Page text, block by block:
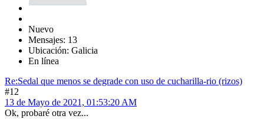
Nuevo
Mensajes: 13
Ubicación: Galicia
En línea
Re:Sedal que menos se degrade con uso de cucharilla-rio (rizos)
#12
13 de Mayo de 2021, 01:53:20 AM
Ok, probaré otra vez...